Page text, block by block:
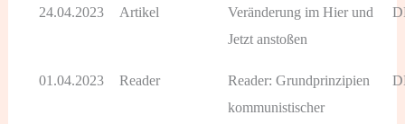
24.04.2023 Artikel
Veränderung im Hier und
Jetzt anstoßen
01.04.2023 Reader
Reader: Grundprinzipien
kommunistischer